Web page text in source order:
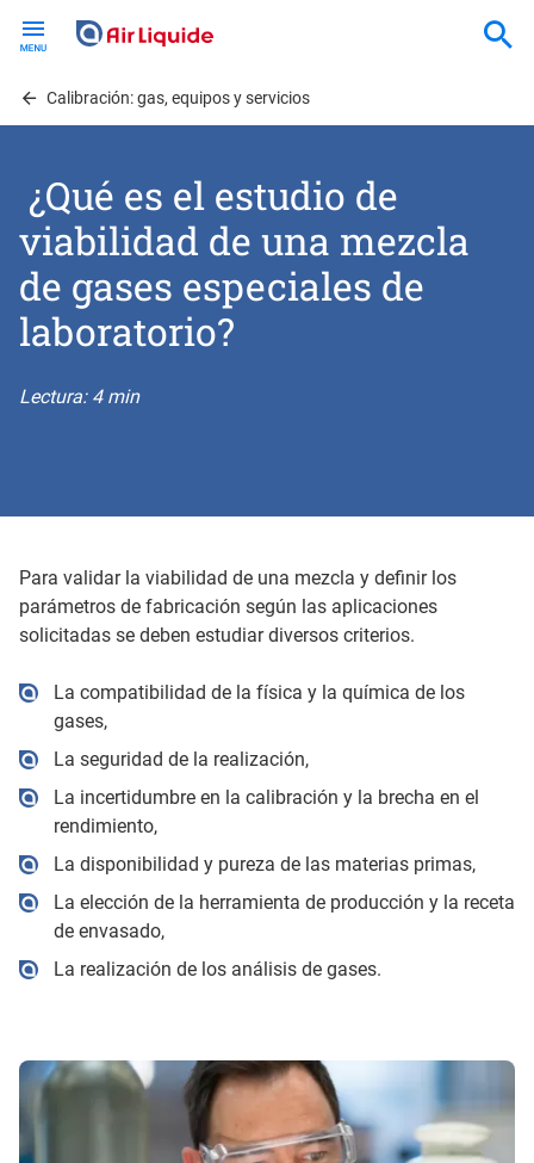
contentCalibración: gas, equipos y servicios
¿Qué es el estudio de
viabilidad de una mezcla
de gases especiales de
laboratorio?
Lectura: 4 min
Para validar la viabilidad de una mezcla y definir los
parámetros de fabricación según las aplicaciones
solicitadas se deben estudiar diversos criterios.
La compatibilidad de la física y la química de los
gases,
La seguridad de la realización,
La incertidumbre en la calibración y la brecha en el
rendimiento,
La disponibilidad y pureza de las materias primas,
La elección de la herramienta de producción y la receta
de envasado,
La realización de los análisis de gases.